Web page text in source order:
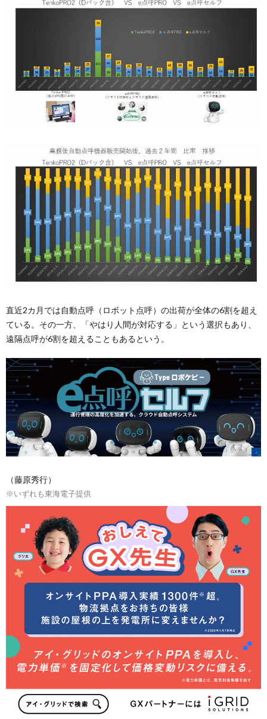
直近2カ月では⾃動点呼（ロボット点呼）の出荷が全体の6割を超え
ている。その⼀⽅、「やはり人間が対応する」という選択もあり、
遠隔点呼が6割を超えることもあるという。
（藤原秀行）
※いずれも東海電子提供